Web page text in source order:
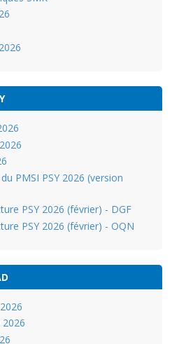
PMSI PSY 2026 (version
PSY 2026 (février) - DGF
PSY 2026 (février) - OQN